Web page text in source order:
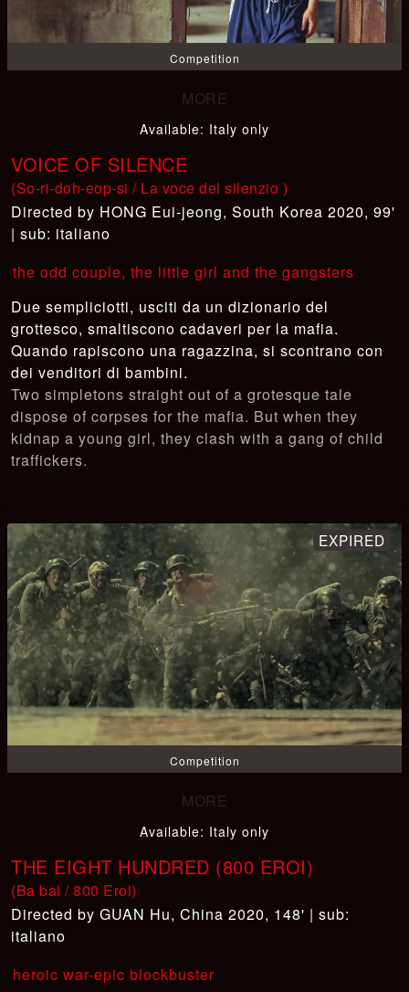
Competition
Available: Italy only
VOICE OF SILENCE
(So-ri-doh-eop-si / La voce del silenzio )
HONG Eui-jeong, South Korea 2020, 99'
| sub: italiano
the odd couple, the little girl and the gangsters
Due sempliciotti, usciti da un dizionario del
grottesco, smaltiscono cadaveri per la mafia.
Quando rapiscono una ragazzina, si scontrano con
dei venditori di bambini.
Two simpletons straight out of a grotesque tale
dispose of corpses for the mafia. But when they
kidnap a young girl, they clash with a gang of child
traffickers.
Competition
Available: Italy only
THE EIGHT HUNDRED (800 EROI)
(Ba bai / 800 Eroi)
GUAN Hu, China 2020, 148' | sub:
italiano
heroic war-epic blockbuster